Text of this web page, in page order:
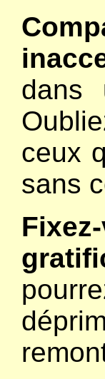
dans
ceux
sans